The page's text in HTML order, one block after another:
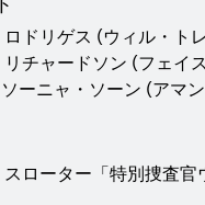
ロドリゲス (ウィル・ト
リチャードソン (フェイ
ーニャ・ソーン (アマ
スローター「特別捜査官